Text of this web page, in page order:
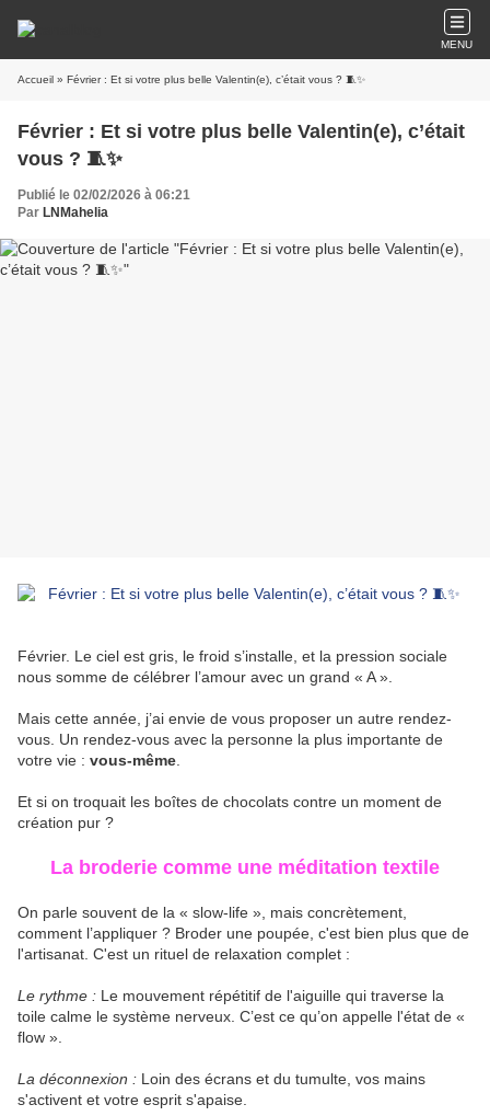
MENU
Accueil » Février : Et si votre plus belle Valentin(e), c’était vous ? 🧵✨
Février : Et si votre plus belle Valentin(e), c’était
vous ? 🧵✨
Publié le 02/02/2026 à 06:21
Par LNMahelia
Février. Le ciel est gris, le froid s’installe, et la pression sociale
nous somme de célébrer l’amour avec un grand « A ».
Mais cette année, j’ai envie de vous proposer un autre rendez-
vous. Un rendez-vous avec la personne la plus importante de
votre vie : vous-même
Et si on troquait les boîtes de chocolats contre un moment de
création pur ?
La broderie comme une méditation textile
On parle souvent de la « slow-life », mais concrètement,
comment l’appliquer ? Broder une poupée, c'est bien plus que de
l'artisanat. C'est un rituel de relaxation complet :
Le rythme : Le mouvement répétitif de l'aiguille qui traverse la
toile calme le système nerveux. C’est ce qu’on appelle l'état de «
flow ».
La déconnexion : Loin des écrans et du tumulte, vos mains
s'activent et votre esprit s'apaise.